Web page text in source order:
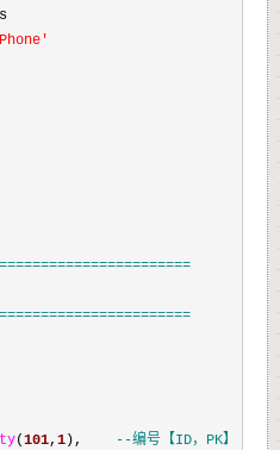
'
(101, 1), --编号【ID，PK】